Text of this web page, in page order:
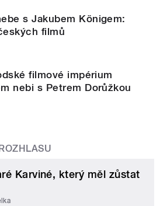
s Jakubem Königem:
filmů
filmové impérium
nebi s Petrem Dorůžkou
Karviné, který měl zůstat